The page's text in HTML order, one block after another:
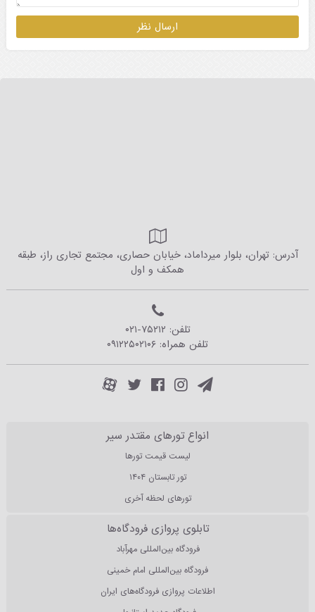
آدرس: تهران، بلوار میرداماد، خیابان حصاری، مجتمع تجاری راز، طبقه
همکف و اول
تلفن: ۰۲۱-۷۵۲۱۲
تلفن همراه: ۰۹۱۲۲۵۰۲۱۰۶
انواع تورهای مقتدر سیر
لیست قیمت تورها
تور تابستان ۱۴۰۴
تورهای لحظه آخری
تابلوی پروازی فرودگاه‌ها
فرودگاه بین‌المللی مهرآباد
فرودگاه بین‌المللی امام خمینی
اطلاعات پروازی فرودگاه‌های ایران